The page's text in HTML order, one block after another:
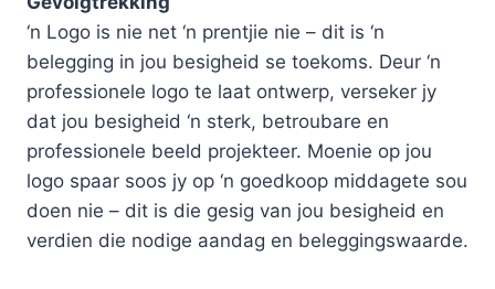
‘n Logo is nie net ‘n prentjie nie – dit is ‘n
belegging in jou besigheid se toekoms. Deur ‘n
professionele logo te laat ontwerp, verseker jy
dat jou besigheid ‘n sterk, betroubare en
professionele beeld projekteer. Moenie op jou
logo spaar soos jy op ‘n goedkoop middagete sou
doen nie – dit is die gesig van jou besigheid en
verdien die nodige aandag en beleggingswaarde.